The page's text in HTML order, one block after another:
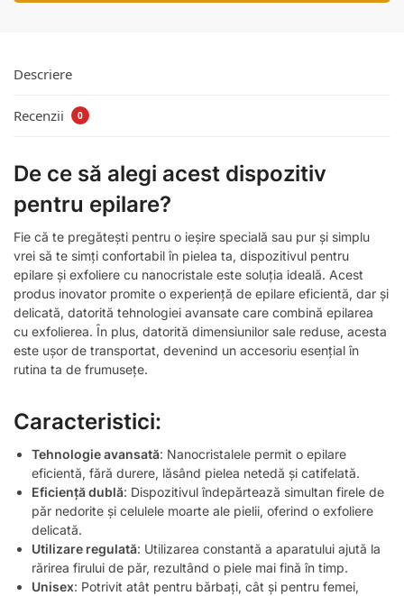
Descriere
Recenzii 0
De ce să alegi acest dispozitiv
pentru epilare?
Fie că te pregătești pentru o ieșire specială sau pur și simplu
vrei să te simți confortabil în pielea ta, dispozitivul pentru
epilare și exfoliere cu nanocristale este soluția ideală. Acest
produs inovator promite o experiență de epilare eficientă, dar și
delicată, datorită tehnologiei avansate care combină epilarea
cu exfolierea. În plus, datorită dimensiunilor sale reduse, acesta
este ușor de transportat, devenind un accesoriu esențial în
rutina ta de frumusețe.
Caracteristici:
Tehnologie avansată: Nanocristalele permit o epilare
eficientă, fără durere, lăsând pielea netedă și catifelată.
Eficiență dublă: Dispozitivul îndepărtează simultan firele de
păr nedorite și celulele moarte ale pielii, oferind o exfoliere
delicată.
Utilizare regulată: Utilizarea constantă a aparatului ajută la
rărirea firului de păr, rezultând o piele mai fină în timp.
Unisex: Potrivit atât pentru bărbați, cât și pentru femei,